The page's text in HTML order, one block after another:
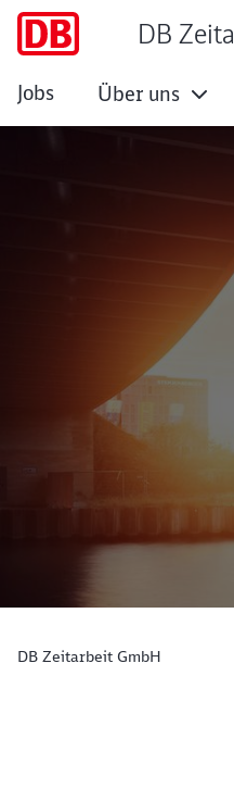
DB
Jobs Über uns
DB Zeitarbeit GmbH